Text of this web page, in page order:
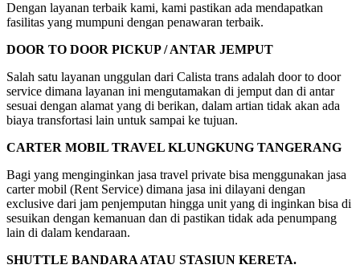
Dengan layanan terbaik kami, kami pastikan ada mendapatkan
fasilitas yang mumpuni dengan penawaran terbaik.
DOOR TO DOOR PICKUP / ANTAR JEMPUT
Salah satu layanan unggulan dari Calista trans adalah door to door
service dimana layanan ini mengutamakan di jemput dan di antar
sesuai dengan alamat yang di berikan, dalam artian tidak akan ada
biaya transfortasi lain untuk sampai ke tujuan.
CARTER MOBIL TRAVEL KLUNGKUNG TANGERANG
Bagi yang menginginkan jasa travel private bisa menggunakan jasa
carter mobil (Rent Service) dimana jasa ini dilayani dengan
exclusive dari jam penjemputan hingga unit yang di inginkan bisa di
sesuikan dengan kemanuan dan di pastikan tidak ada penumpang
lain di dalam kendaraan.
SHUTTLE BANDARA ATAU STASIUN KERETA.